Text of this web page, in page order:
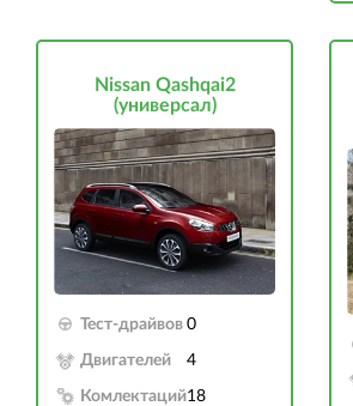
Nissan Qashqai2
(универсал)
Тест-драйвов 0
Двигателей 4
Комлектаций18